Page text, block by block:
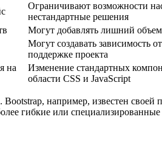
Ограничивают возможности
нестандартные решения
Могут добавлять лишний
Могут создавать зависимость
поддержке проекта
на
Изменение стандартных
области CSS и JavaScript
например, известен своей
гибкие или